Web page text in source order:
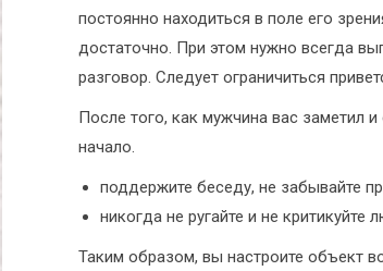
постоянно находиться в поле его
достаточно. При этом нужно всегда
разговор. Следует ограничиться
После того, как мужчина вас заметил и
начало.
поддержите беседу, не забывайте
никогда не ругайте и не критикуйте
Таким образом, вы настроите объект